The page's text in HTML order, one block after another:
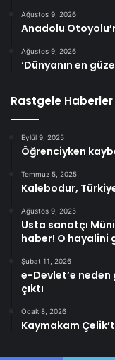
Ağustos 9, 2026
Anadolu
Ağustos 9, 2026
‘Dünyanın en
Rastgele Haberler
Eylül 9, 2025
Öğrenciyken
Temmuz 5, 2025
Kalebodur,
Ağustos 9, 2025
Usta sanatçı
haber! O hayalini
Şubat 11, 2026
e-Devlet’e neden
çıktı
Ocak 8, 2026
Kaymakam